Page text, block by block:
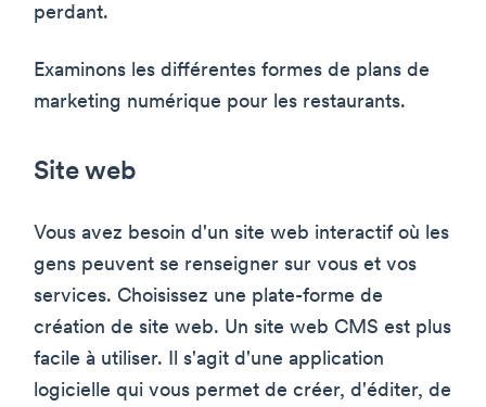
perdant.
Examinons les différentes formes de plans de
marketing numérique pour les restaurants.
Site web
Vous avez besoin d'un site web interactif où les
gens peuvent se renseigner sur vous et vos
services. Choisissez une plate-forme de
création de site web. Un site web CMS est plus
facile à utiliser. Il s'agit d'une application
logicielle qui vous permet de créer, d'éditer, de